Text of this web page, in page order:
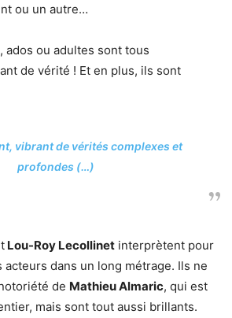
ou un autre…
ados ou adultes sont tous
de vérité ! Et en plus, ils sont
vibrant de vérités complexes et
profondes (…)
Lou-Roy Lecollinet interprètent pour
dans un long métrage. Ils ne
de Mathieu Almaric, qui est
mais sont tout aussi brillants.